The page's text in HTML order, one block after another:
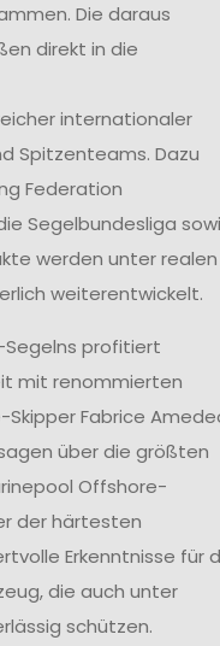
Die daraus
direkt in die
internationaler
Spitzenteams. Dazu
Federation
Segelbundesliga
werden unter realen
weiterentwickelt.
Segelns profitiert
mit renommierten
Fabrice
über die größten
Offshore-
der härtesten
Erkenntnisse für
die auch unter
schützen.